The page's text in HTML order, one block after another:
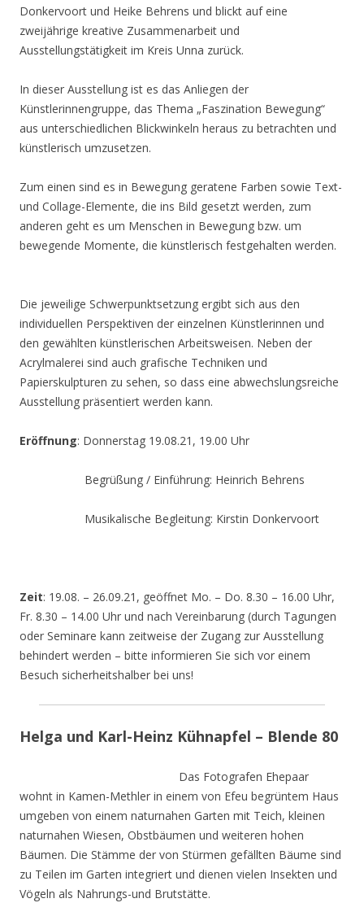
Donkervoort und Heike Behrens und blickt auf eine
zweijährige kreative Zusammenarbeit und
Ausstellungstätigkeit im Kreis Unna zurück.
In dieser Ausstellung ist es das Anliegen der
Künstlerinnengruppe, das Thema „Faszination Bewegung“
aus unterschiedlichen Blickwinkeln heraus zu betrachten und
künstlerisch umzusetzen.
Zum einen sind es in Bewegung geratene Farben sowie Text-
und Collage-Elemente, die ins Bild gesetzt werden, zum
anderen geht es um Menschen in Bewegung bzw. um
bewegende Momente, die künstlerisch festgehalten werden.
Die jeweilige Schwerpunktsetzung ergibt sich aus den
individuellen Perspektiven der einzelnen Künstlerinnen und
den gewählten künstlerischen Arbeitsweisen. Neben der
Acrylmalerei sind auch grafische Techniken und
Papierskulpturen zu sehen, so dass eine abwechslungsreiche
Ausstellung präsentiert werden kann.
Eröffnung: Donnerstag 19.08.21, 19.00 Uhr
Begrüßung / Einführung: Heinrich Behrens
Musikalische Begleitung: Kirstin Donkervoort
Zeit: 19.08. – 26.09.21, geöffnet Mo. – Do. 8.30 – 16.00 Uhr,
Fr. 8.30 – 14.00 Uhr und nach Vereinbarung (durch Tagungen
oder Seminare kann zeitweise der Zugang zur Ausstellung
behindert werden – bitte informieren Sie sich vor einem
Besuch sicherheitshalber bei uns!
Helga und Karl-Heinz Kühnapfel – Blende 80
Das Fotografen Ehepaar
wohnt in Kamen-Methler in einem von Efeu begrüntem Haus
umgeben von einem naturnahen Garten mit Teich, kleinen
naturnahen Wiesen, Obstbäumen und weiteren hohen
Bäumen. Die Stämme der von Stürmen gefällten Bäume sind
zu Teilen im Garten integriert und dienen vielen Insekten und
Vögeln als Nahrungs-und Brutstätte.